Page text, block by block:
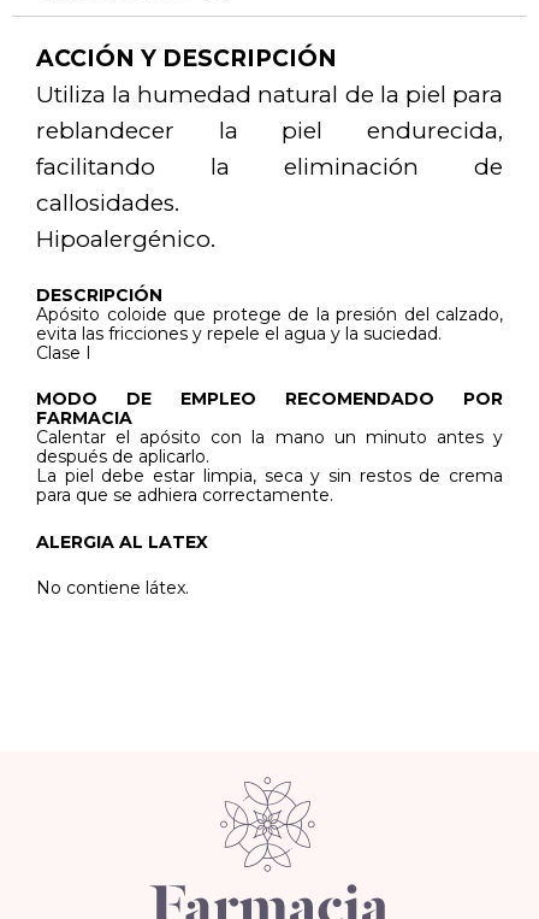
ACCIÓN Y DESCRIPCIÓN
Utiliza la humedad natural de la piel para
reblandecer la piel endurecida,
facilitando la eliminación de
callosidades.
Hipoalergénico.
DESCRIPCIÓN
Apósito coloide que protege de la presión del calzado,
evita las fricciones y repele el agua y la suciedad.
Clase I
MODO DE EMPLEO RECOMENDADO POR
FARMACIA
Calentar el apósito con la mano un minuto antes y
después de aplicarlo.
La piel debe estar limpia, seca y sin restos de crema
para que se adhiera correctamente.
ALERGIA AL LATEX
No contiene látex.